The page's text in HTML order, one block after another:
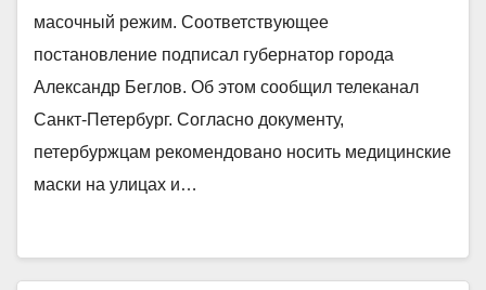
масочный режим. Соответствующее
постановление подписал губернатор города
Александр Беглов. Об этом сообщил телеканал
Санкт-Петербург. Согласно документу,
петербуржцам рекомендовано носить медицинские
маски на улицах и…